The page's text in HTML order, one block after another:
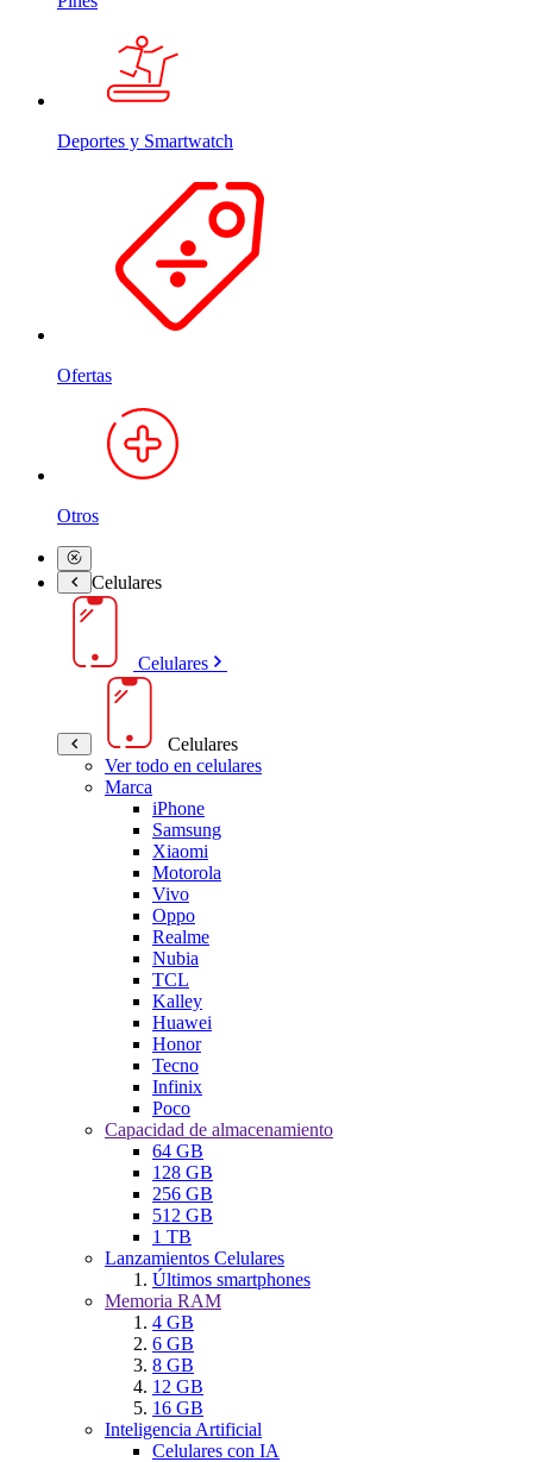
Deportes y Smartwatch
Ofertas
Otros
Celulares
Celulares
Celulares
Ver todo en celulares
Marca
iPhone
Samsung
Xiaomi
Motorola
Vivo
Oppo
Realme
Nubia
TCL
Kalley
Huawei
Honor
Tecno
Infinix
Poco
Capacidad de almacenamiento
64 GB
128 GB
256 GB
512 GB
1 TB
Lanzamientos Celulares
Últimos smartphones
Memoria RAM
4 GB
6 GB
8 GB
12 GB
16 GB
Inteligencia Artificial
Celulares con IA